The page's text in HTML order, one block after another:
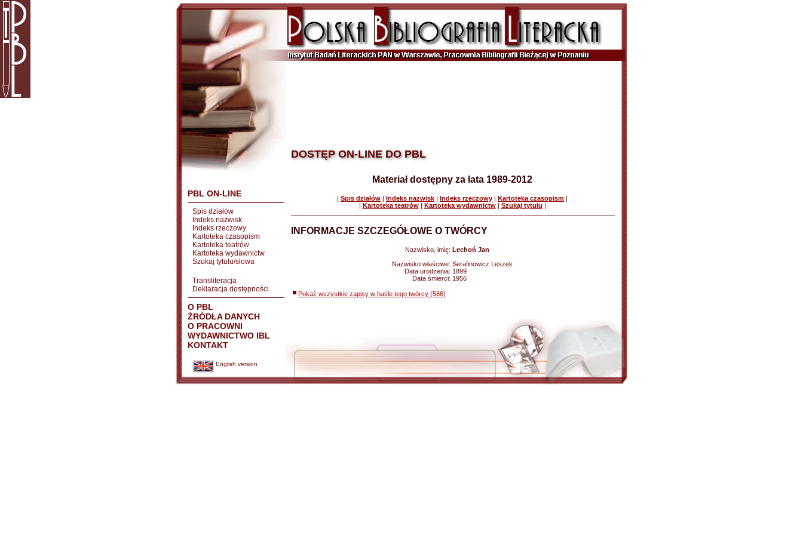
PBL ON-LINE
Spis działów
Indeks nazwisk
Indeks rzeczowy
Kartoteka czasopism
Kartoteka teatrów
Kartoteka wydawnictw
Szukaj tytułu/słowa
Transliteracja
Deklaracja dostępności
O PBL
ŹRÓDŁA DANYCH
O PRACOWNI
WYDAWNICTWO IBL
KONTAKT
English version
DOSTĘP ON-LINE DO PBL
Materiał dostępny za lata 1989-2012
| Spis działów | Indeks nazwisk | Indeks rzeczowy | Kartoteka czasopism |
| Kartoteka teatrów| Kartoteka wydawnictw| Szukaj tytułu |
INFORMACJE SZCZEGÓŁOWE O TWÓRCY
Nazwisko, imię: Lechoń Jan
Nazwisko właściwe: Serafinowicz Leszek
Data urodzenia: 1899
Data śmierci: 1956
Pokaż wszystkie zapisy w haśle tego twórcy (586)